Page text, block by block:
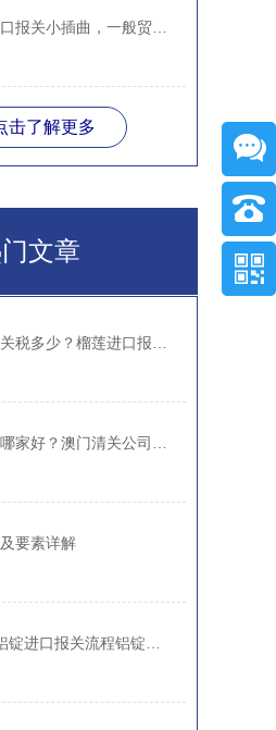
【案例】咖啡豆进口报关小插曲，一般贸易进口案例分享
击了解更多
文章
要素详解